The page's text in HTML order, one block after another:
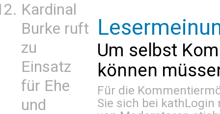
Kardinal
Burke ruft
zu
Einsatz
für Ehe
und
Um selbst
können
Für die
Sie sich bei kathLogin